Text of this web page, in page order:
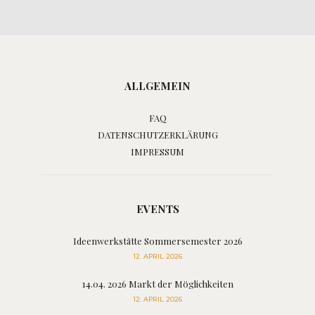
ALLGEMEIN
FAQ
DATENSCHUTZERKLÄRUNG
IMPRESSUM
EVENTS
Ideenwerkstätte Sommersemester 2026
12. APRIL 2026
14.04. 2026 Markt der Möglichkeiten
12. APRIL 2026